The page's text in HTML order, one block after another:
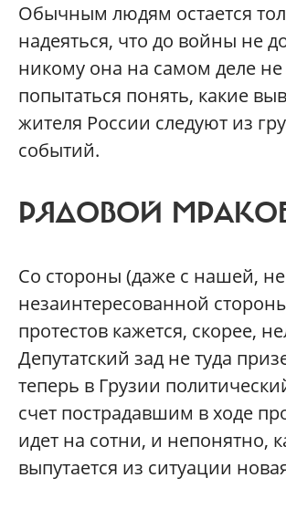
Обычным людям остается
надеяться, что до войны не
никому она на самом деле
попытаться понять, какие
жителя России следуют из
событий.
РЯДОВОЙ
Со стороны (даже с нашей,
незаинтересованной
протестов кажется, скорее,
Депутатский зад не туда
теперь в Грузии
счет пострадавшим в ходе
идет на сотни, и непонятно,
выпутается из ситуации